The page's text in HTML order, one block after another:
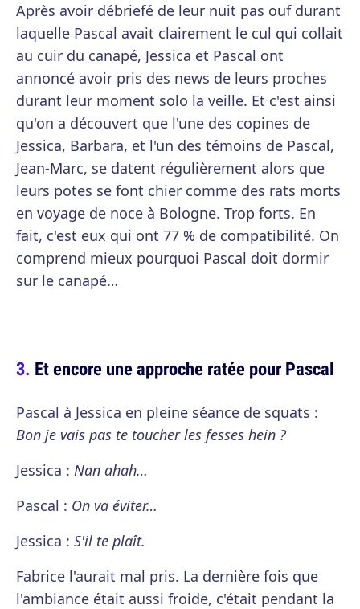
Après avoir débriefé de leur nuit pas ouf durant
laquelle Pascal avait clairement le cul qui collait
au cuir du canapé, Jessica et Pascal ont
annoncé avoir pris des news de leurs proches
durant leur moment solo la veille. Et c'est ainsi
qu'on a découvert que l'une des copines de
Jessica, Barbara, et l'un des témoins de Pascal,
Jean-Marc, se datent régulièrement alors que
leurs potes se font chier comme des rats morts
en voyage de noce à Bologne. Trop forts. En
fait, c'est eux qui ont 77 % de compatibilité. On
comprend mieux pourquoi Pascal doit dormir
sur le canapé…
Et encore une approche ratée pour Pascal
Pascal à Jessica en pleine séance de squats :
Bon je vais pas te toucher les fesses hein ?
Jessica : Nan ahah…
Pascal : On va éviter…
Jessica : S'il te plaît.
Fabrice l'aurait mal pris. La dernière fois que
l'ambiance était aussi froide, c'était pendant la